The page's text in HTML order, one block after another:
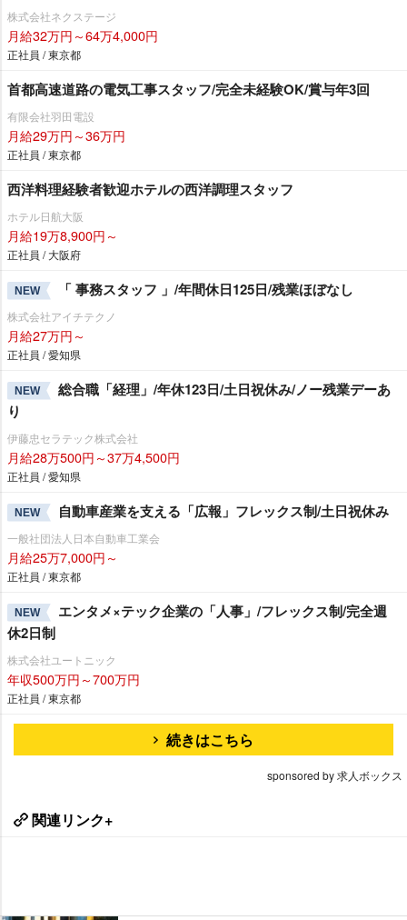
株式会社ネクステージ
月給32万円～64万4,000円
正社員 / 東京都
首都高速道路の電気工事スタッフ/完全未経験OK/賞与年3回
有限会社羽田電設
月給29万円～36万円
正社員 / 東京都
西洋料理経験者歓迎ホテルの西洋調理スタッフ
ホテル日航大阪
月給19万8,900円～
正社員 / 大阪府
NEW 「 事務スタッフ 」/年間休日125日/残業ほぼなし
株式会社アイチテクノ
月給27万円～
正社員 / 愛知県
NEW
総合職「経理」/年休123日/土日祝休み/ノー残業デーあ
り
伊藤忠セラテック株式会社
月給28万500円～37万4,500円
正社員 / 愛知県
NEW 自動車産業を支える「広報」フレックス制/土日祝休み
一般社団法人日本自動車工業会
月給25万7,000円～
正社員 / 東京都
NEW
エンタメ×テック企業の「人事」/フレックス制/完全週
休2日制
株式会社ユートニック
年収500万円～700万円
正社員 / 東京都
続きはこちら
sponsored by 求人ボックス
関連リンク+